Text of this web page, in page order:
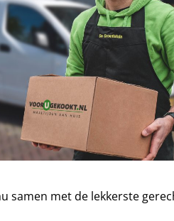
samen met de lekkerste